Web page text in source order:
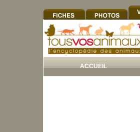
ACCUEIL